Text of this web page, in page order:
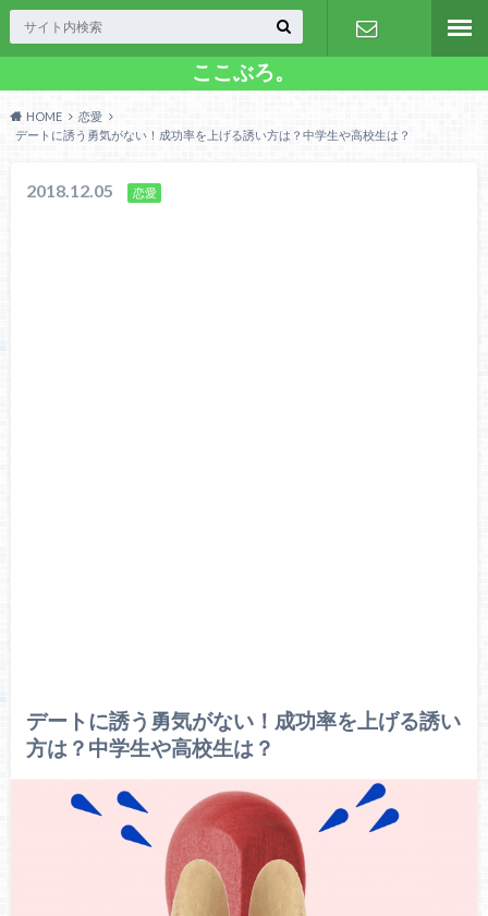
ここぶろ。
せ
HOME
恋愛
デートに誘う勇気がない！成功率を上げる誘い方は？中学生や高校生は？
2018.12.05 恋愛
デートに誘う勇気がない！成功率を上げる誘い
方は？中学生や高校生は？